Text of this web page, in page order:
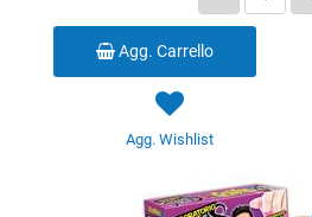
Agg. Carrello
Agg. Wishlist